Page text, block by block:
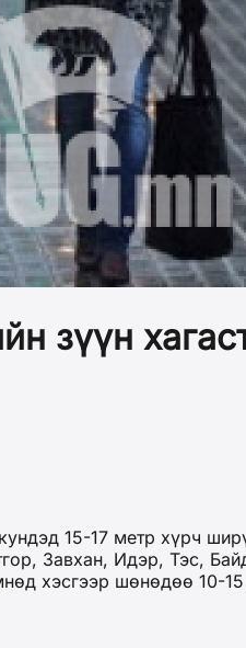
зүүн
15-17 метр хүрч
Завхан, Идэр, Тэс,
хэсгээр шөнөдөө 10-